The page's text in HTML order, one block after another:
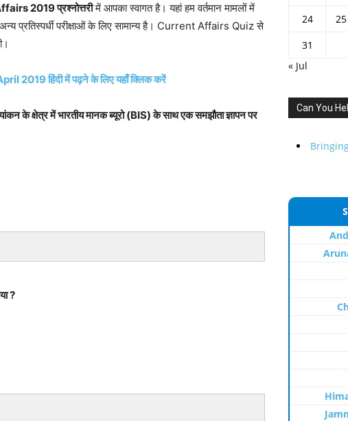
2019 प्रश्नोत्तरीमें आपका स्वागत है। यहां हम वर्तमान मामलों में
प्रतिस्पर्धी परीक्षाओं के लिए सामान्य है। Current Affairs Quiz से
2019 हिंदी में पढ़ने के लिए यहाँ क्लिक करें
के क्षेत्र में भारतीय मानक ब्यूरो (BIS) के साथ एक समझौता ज्ञापन पर
?
24
25
31
« Jul
Can You